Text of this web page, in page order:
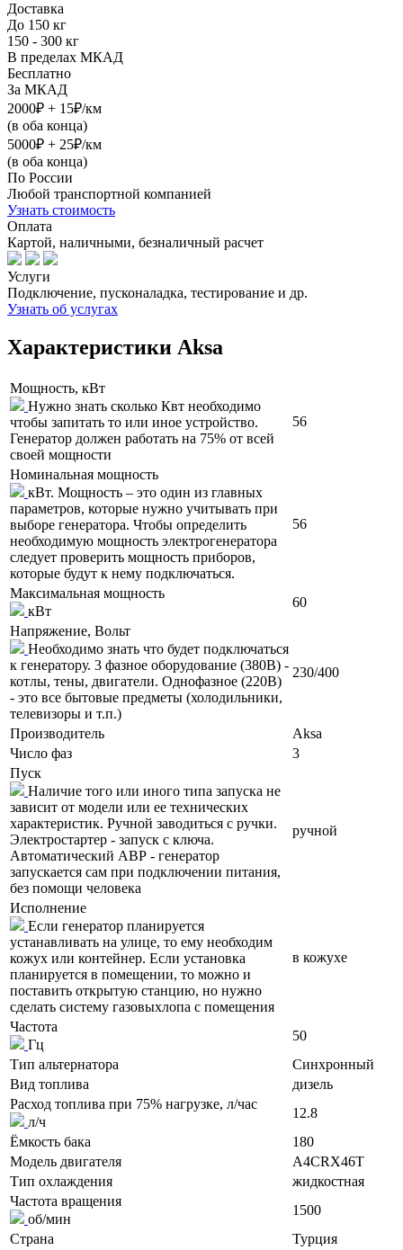
Доставка
До 150 кг
150 - 300 кг
В пределах МКАД
Бесплатно
За МКАД
2000₽ + 15₽/км
(в оба конца)
5000₽ + 25₽/км
(в оба конца)
По России
Любой транспортной компанией
Узнать стоимость
Оплата
Картой, наличными, безналичный расчет
Услуги
Подключение, пусконаладка, тестирование и др.
Узнать об услугах
Характеристики Aksa
Мощность, кВт
Нужно знать сколько Квт необходимо
чтобы запитать то или иное устройство.
Генератор должен работать на 75% от всей
своей мощности
56
Номинальная мощность
кВт. Мощность – это один из главных
параметров, которые нужно учитывать при
выборе генератора. Чтобы определить
необходимую мощность электрогенератора
следует проверить мощность приборов,
которые будут к нему подключаться.
56
Максимальная мощность
кВт
60
Напряжение, Вольт
Необходимо знать что будет подключаться
к генератору. 3 фазное оборудование (380В) -
котлы, тены, двигатели. Однофазное (220В)
- это все бытовые предметы (холодильники,
телевизоры и т.п.)
230/400
Производитель
Aksa
Число фаз
3
Пуск
Наличие того или иного типа запуска не
зависит от модели или ее технических
характеристик. Ручной заводиться с ручки.
Электростартер - запуск с ключа.
Автоматический АВР - генератор
запускается сам при подключении питания,
без помощи человека
ручной
Исполнение
Если генератор планируется
устанавливать на улице, то ему необходим
кожух или контейнер. Если установка
планируется в помещении, то можно и
поставить открытую станцию, но нужно
сделать систему газовыхлопа с помещения
в кожухе
Частота
Гц
50
Тип альтернатора
Синхронный
Вид топлива
дизель
Расход топлива при 75% нагрузке, л/час
л/ч
12.8
Ёмкость бака
180
Модель двигателя
A4CRX46T
Тип охлаждения
жидкостная
Частота вращения
об/мин
1500
Страна
Турция